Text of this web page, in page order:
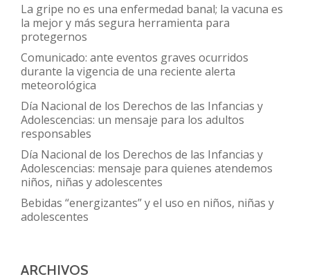
preguntas
frecuentes
La gripe no es una enfermedad banal; la vacuna es
la mejor y más segura herramienta para
protegernos
Comunicado: ante eventos graves ocurridos
durante la vigencia de una reciente alerta
meteorológica
Día Nacional de los Derechos de las Infancias y
Adolescencias: un mensaje para los adultos
responsables
Día Nacional de los Derechos de las Infancias y
Adolescencias: mensaje para quienes atendemos
niños, niñas y adolescentes
Bebidas “energizantes” y el uso en niños, niñas y
adolescentes
ARCHIVOS